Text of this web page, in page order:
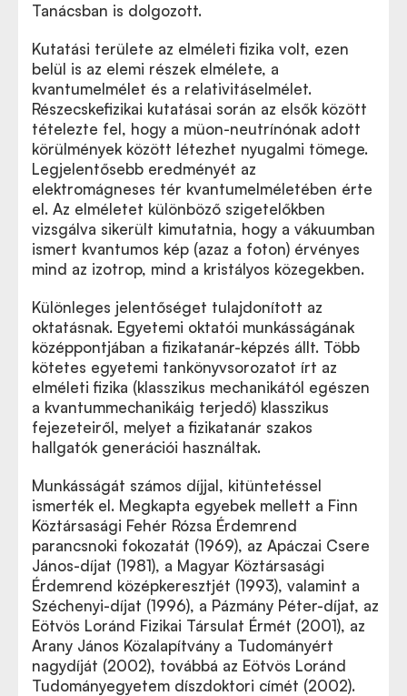
Tanácsban is dolgozott.
Kutatási területe az elméleti fizika volt, ezen
belül is az elemi részek elmélete, a
kvantumelmélet és a relativitáselmélet.
Részecskefizikai kutatásai során az elsők között
tételezte fel, hogy a müon-neutrínónak adott
körülmények között létezhet nyugalmi tömege.
Legjelentősebb eredményét az
elektromágneses tér kvantumelméletében érte
el. Az elméletet különböző szigetelőkben
vizsgálva sikerült kimutatnia, hogy a vákuumban
ismert kvantumos kép (azaz a foton) érvényes
mind az izotrop, mind a kristályos közegekben.
Különleges jelentőséget tulajdonított az
oktatásnak. Egyetemi oktatói munkásságának
középpontjában a fizikatanár-képzés állt. Több
kötetes egyetemi tankönyvsorozatot írt az
elméleti fizika (klasszikus mechanikától egészen
a kvantummechanikáig terjedő) klasszikus
fejezeteiről, melyet a fizikatanár szakos
hallgatók generációi használtak.
Munkásságát számos díjjal, kitüntetéssel
ismerték el. Megkapta egyebek mellett a Finn
Köztársasági Fehér Rózsa Érdemrend
parancsnoki fokozatát (1969), az Apáczai Csere
János-díjat (1981), a Magyar Köztársasági
Érdemrend középkeresztjét (1993), valamint a
Széchenyi-díjat (1996), a Pázmány Péter-díjat, az
Eötvös Loránd Fizikai Társulat Érmét (2001), az
Arany János Közalapítvány a Tudományért
nagydíját (2002), továbbá az Eötvös Loránd
Tudományegyetem díszdoktori címét (2002).